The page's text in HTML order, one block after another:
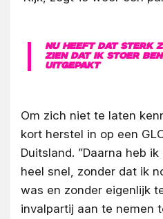
Nu heeft dat sterk
zien dat ik stoer
uitgepakt
Om zich niet te laten
kort herstel in op een
Duitsland. ”Daarna heb
heel snel, zonder dat ik
was en zonder eigenlijk
invalpartij aan te nemen